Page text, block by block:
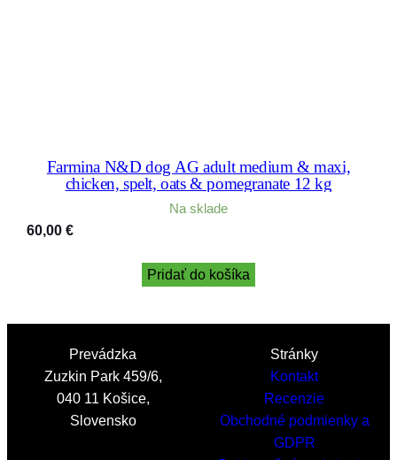
Farmina N&D dog AG adult medium & maxi,
chicken, spelt, oats & pomegranate 12 kg
Na sklade
60,00 €
Pridať do košíka
Prevádzka
Zuzkin Park 459/6,
040 11 Košice,
Slovensko
Stránky
Kontakt
Recenzie
Obchodné podmienky a
GDPR